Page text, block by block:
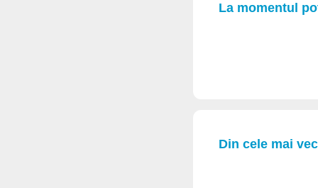
La momentul
Din cele mai